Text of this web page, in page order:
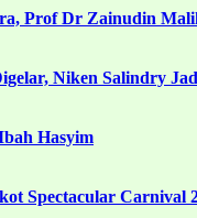
Prof Dr Zainudin
Niken Salindry
Hasyim
Spectacular Carnival